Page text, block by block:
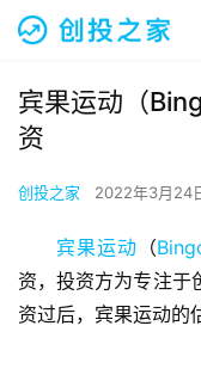
宾果运动（
资
创投之家 2022年3月24
宾果运动 （
资，投资方为专注于
资过后，宾果运动的